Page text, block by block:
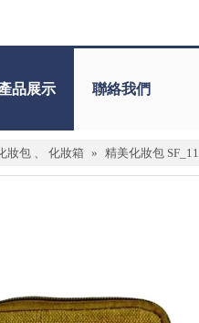
品展示 聯絡我們
妝包 、 化妝箱 » 精美化妝包 SF_11